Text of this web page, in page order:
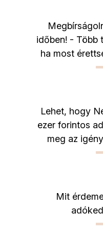
időben! - Több
ha most
Lehet, hogy
ezer forintos
meg az
Mit